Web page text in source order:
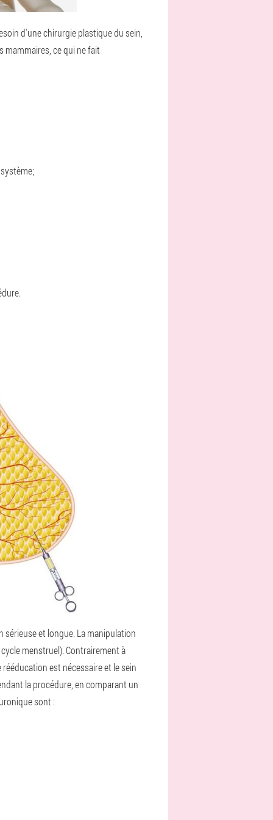
d'une chirurgie plastique du sein,
ce qui ne fait
et longue. La manipulation
menstruel). Contrairement à
est nécessaire et le sein
la procédure, en comparant un
sont :